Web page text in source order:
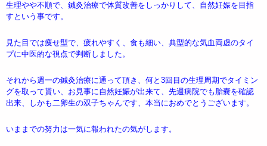
生理やや不順で、鍼灸治療で体質改善をしっかりして、自然妊娠を目指
すという事です。
見た目では痩せ型で、疲れやすく、食も細い、典型的な気血両虚のタイ
プに中医的な視点で判断しました。
それから週一の鍼灸治療に通って頂き、何と3回目の生理周期でタイミン
グを取って貰い、お見事に自然妊娠が出来て、先週病院でも胎嚢を確認
出来、しかも二卵生の双子ちゃんです、本当におめでとうございます。
いままでの努力は一気に報われたの気がします。